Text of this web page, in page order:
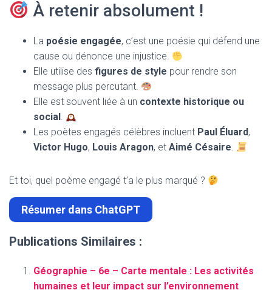
À retenir absolument !
La poésie engagée, c’est une poésie qui défend une
cause ou dénonce une injustice.
Elle utilise des figures de style pour rendre son
message plus percutant.
Elle est souvent liée à un contexte historique ou
social.
Les poètes engagés célèbres incluent Paul Éluard,
Victor Hugo, Louis Aragon, et Aimé Césaire.
Et toi, quel poème engagé t’a le plus marqué ?
Résumer dans ChatGPT
Publications Similaires :
Géographie – 6e – Carte mentale : Les activités
humaines et leur impact sur l’environnement